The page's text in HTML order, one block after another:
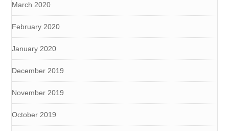
March 2020
February 2020
January 2020
December 2019
November 2019
October 2019